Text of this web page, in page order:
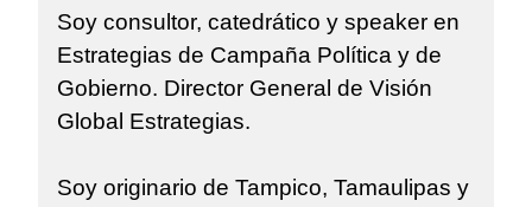
Soy consultor, catedrático y speaker en
Estrategias de Campaña Política y de
Gobierno. Director General de Visión
Global Estrategias.
Soy originario de Tampico, Tamaulipas y